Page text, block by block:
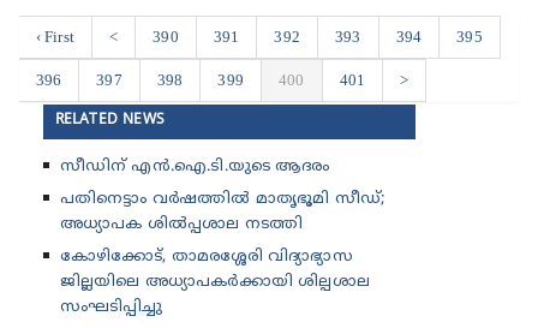
‹ First < 390 391 392 393 394 395
396 397 398 399 400 401 >
RELATED NEWS
സീഡിന് എൻ.ഐ.ടി.യുടെ ആദരം
പതിനെട്ടാം വർഷത്തിൽ മാതൃഭൂമി സീഡ്;
അധ്യാപക ശിൽപ്പശാല നടത്തി
കോഴിക്കോട്, താമരശ്ശേരി വിദ്യാഭ്യാസ
ജില്ലയിലെ അധ്യാപകർക്കായി ശില്പശാല
സംഘടിപ്പിച്ചു